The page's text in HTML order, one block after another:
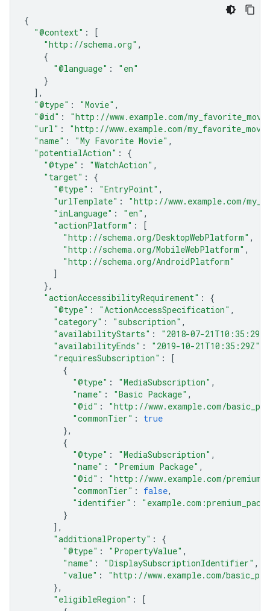
{
"@context" :
[
"http://schema.org" ,
{
"@language" :
"en"
}
],
"@type" : "Movie" ,
"@id" :
"http://www.example.com/
"url" :
"http://www.example.com/
"name" : "My Favorite Movie" ,
"potentialAction" :
{
"@type" : "WatchAction" ,
"target" :
{
"@type" : "EntryPoint" ,
"urlTemplate" :
"http://www.example.com/
"inLanguage" : "en" ,
"actionPlatform" :
[
"http://schema.org/DesktopWebPlatform" ,
"http://schema.org/MobileWebPlatform" ,
"http://schema.org/AndroidPlatform"
]
},
"actionAccessibilityRequirement" :
{
"@type" : "ActionAccessSpecification" ,
"category" : "subscription" ,
"availabilityStarts" :
"2018-07-21T10:35:29Z"
"availabilityEnds" : "2019-10-21T10:35:29Z"
"requiresSubscription" :
[
{
"@type" : "MediaSubscription" ,
"name" : "Basic Package" ,
"@id" :
"http://www.example.com/
"commonTier" :
true
},
{
"@type" : "MediaSubscription" ,
"name" : "Premium Package" ,
"@id" :
"http://www.example.com/
"commonTier" : false,
"identifier" :
}
],
"additionalProperty" :
{
"@type" : "PropertyValue" ,
"name" : "DisplaySubscriptionIdentifier" ,
"value" :
"http://www.example.com/
},
"eligibleRegion" :
[